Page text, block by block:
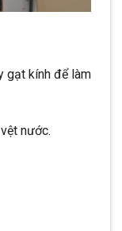
gạt kính để làm
nước.